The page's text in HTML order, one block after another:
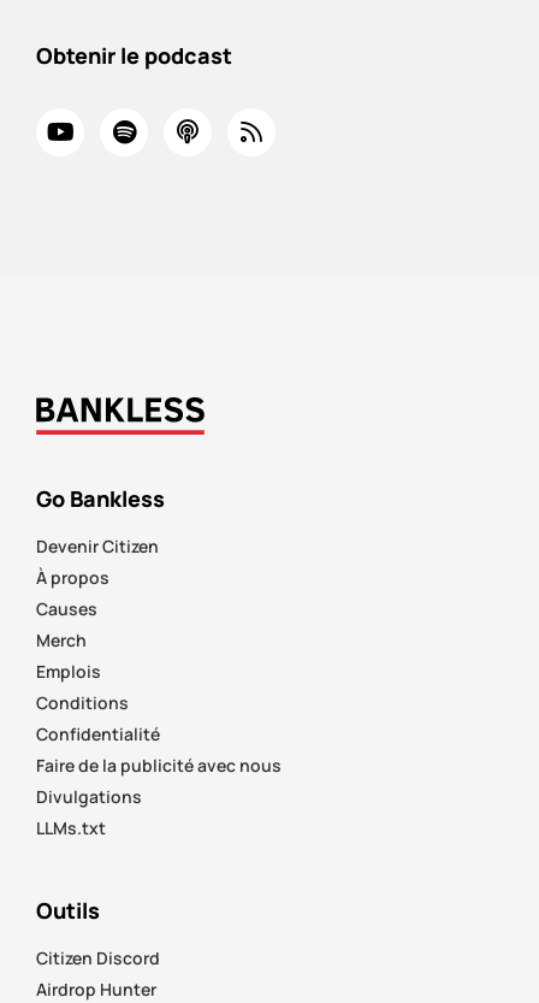
Obtenir le podcast
Go Bankless
Devenir Citizen
À propos
Causes
Merch
Emplois
Conditions
Confidentialité
Faire de la publicité avec nous
Divulgations
LLMs.txt
Outils
Citizen Discord
Airdrop Hunter